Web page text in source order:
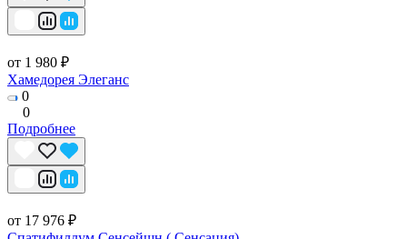
от 1 980 ₽
Хамедорея Элеганс
0
0
Подробнее
от 17 976 ₽